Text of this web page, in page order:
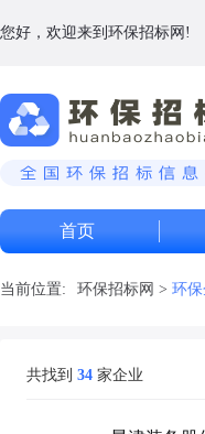
您好，欢迎来到环保招标网!
首页
当前位置: 环保招标网 > 环
共找到 34 家企业